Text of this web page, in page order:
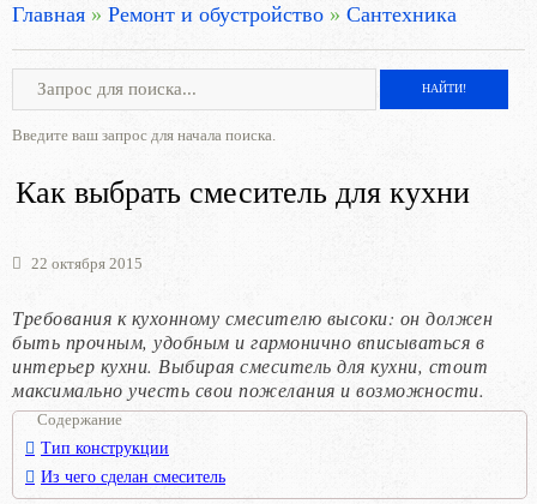
Главная » Ремонт и обустройство » Сантехника
Введите ваш запрос для начала поиска.
Как выбрать смеситель для кухни
22 октября 2015
Требования к кухонному смесителю высоки: он должен
быть прочным, удобным и гармонично вписываться в
интерьер кухни. Выбирая смеситель для кухни, стоит
максимально учесть свои пожелания и возможности.
Содержание
Тип конструкции
Из чего сделан смеситель